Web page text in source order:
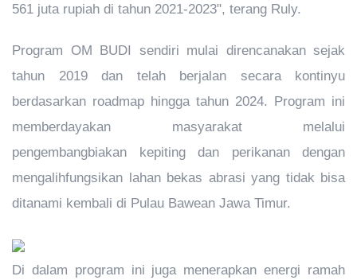
561 juta rupiah di tahun 2021-2023", terang Ruly.
Program OM BUDI sendiri mulai direncanakan sejak
tahun 2019 dan telah berjalan secara kontinyu
berdasarkan roadmap hingga tahun 2024. Program ini
memberdayakan masyarakat melalui
pengembangbiakan kepiting dan perikanan dengan
mengalihfungsikan lahan bekas abrasi yang tidak bisa
ditanami kembali di Pulau Bawean Jawa Timur.
Di dalam program ini juga menerapkan energi ramah